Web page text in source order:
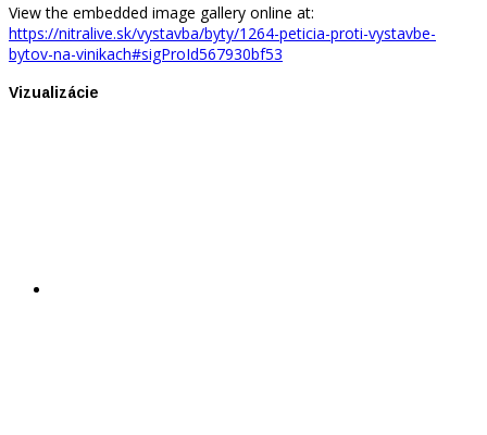
View the embedded image gallery online at:
https://nitralive.sk/vystavba/byty/1264-peticia-proti-vystavbe-
bytov-na-vinikach#sigProId567930bf53
Vizualizácie